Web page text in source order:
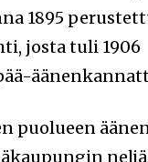
1895
josta tuli 1906
puolueen